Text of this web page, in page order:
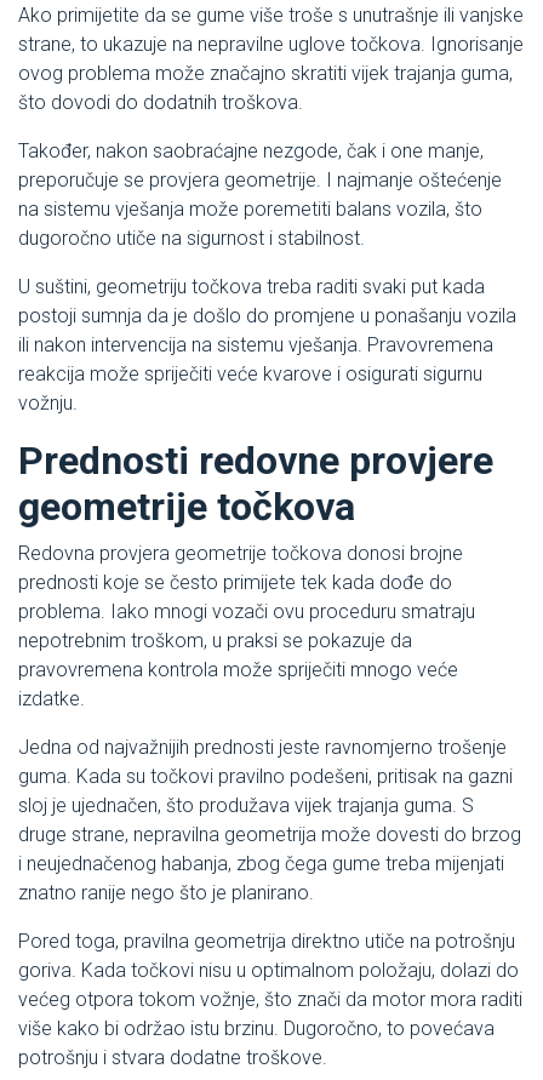
Ako primijetite da se gume više troše s unutrašnje ili vanjske
strane, to ukazuje na nepravilne uglove točkova. Ignorisanje
ovog problema može značajno skratiti vijek trajanja guma,
što dovodi do dodatnih troškova.
Također, nakon saobraćajne nezgode, čak i one manje,
preporučuje se provjera geometrije. I najmanje oštećenje
na sistemu vješanja može poremetiti balans vozila, što
dugoročno utiče na sigurnost i stabilnost.
U suštini, geometriju točkova treba raditi svaki put kada
postoji sumnja da je došlo do promjene u ponašanju vozila
ili nakon intervencija na sistemu vješanja. Pravovremena
reakcija može spriječiti veće kvarove i osigurati sigurnu
vožnju.
Prednosti redovne provjere
geometrije točkova
Redovna provjera geometrije točkova donosi brojne
prednosti koje se često primijete tek kada dođe do
problema. Iako mnogi vozači ovu proceduru smatraju
nepotrebnim troškom, u praksi se pokazuje da
pravovremena kontrola može spriječiti mnogo veće
izdatke.
Jedna od najvažnijih prednosti jeste ravnomjerno trošenje
guma. Kada su točkovi pravilno podešeni, pritisak na gazni
sloj je ujednačen, što produžava vijek trajanja guma. S
druge strane, nepravilna geometrija može dovesti do brzog
i neujednačenog habanja, zbog čega gume treba mijenjati
znatno ranije nego što je planirano.
Pored toga, pravilna geometrija direktno utiče na potrošnju
goriva. Kada točkovi nisu u optimalnom položaju, dolazi do
većeg otpora tokom vožnje, što znači da motor mora raditi
više kako bi održao istu brzinu. Dugoročno, to povećava
potrošnju i stvara dodatne troškove.